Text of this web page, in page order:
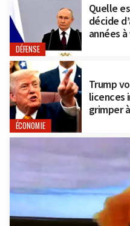
DÉFENSE
Quelle
décide
années
ÉCONOMIE
Trump
licences
grimper